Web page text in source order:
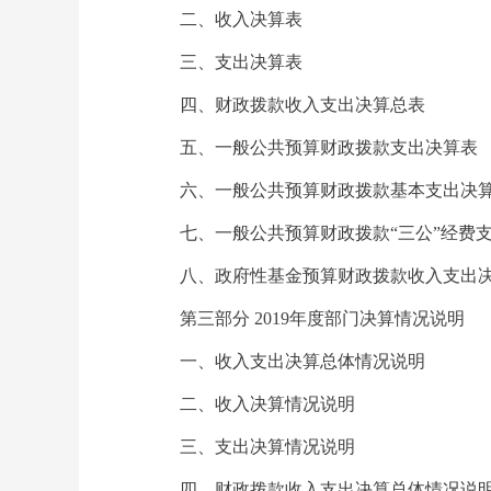
二、收入决算表
三、支出决算表
四、财政拨款收入支出决算总表
五、一般公共预算财政拨款支出决算表
六、一般公共预算财政拨款基本支出决
七、一般公共预算财政拨款“三公”经费
八、政府性基金预算财政拨款收入支出
第三部分 2019年度部门决算情况说明
一、收入支出决算总体情况说明
二、收入决算情况说明
三、支出决算情况说明